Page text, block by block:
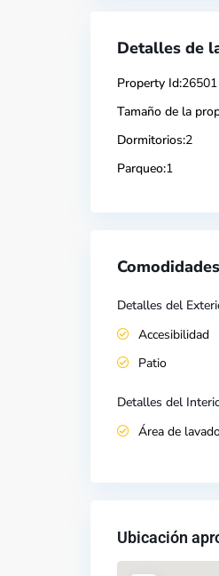
Detalles de
Property Id:26501
Tamaño de la
Dormitorios:2
Parqueo:1
Detalles del
Accesibilidad
Patio
Detalles del
Área de
Ubicación